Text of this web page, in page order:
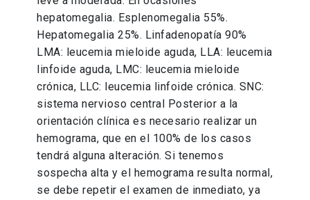
hepatomegalia. Esplenomegalia 55%.
Hepatomegalia 25%. Linfadenopatía 90%
LMA: leucemia mieloide aguda, LLA: leucemia
linfoide aguda, LMC: leucemia mieloide
crónica, LLC: leucemia linfoide crónica. SNC:
sistema nervioso central Posterior a la
orientación clínica es necesario realizar un
hemograma, que en el 100% de los casos
tendrá alguna alteración. Si tenemos
sospecha alta y el hemograma resulta normal,
se debe repetir el examen de inmediato, ya